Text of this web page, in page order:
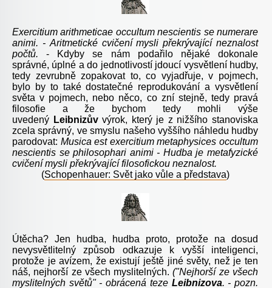
Exercitium arithmeticae occultum nescientis se numerare
animi. - Aritmetické cvičení mysli překrývající neznalost
počtů.
- Kdyby se nám podařilo nějaké dokonale
správné, úplné a do jednotlivostí jdoucí vysvětlení hudby,
tedy zevrubně zopakovat to, co vyjadřuje, v pojmech,
bylo by to také dostatečné reprodukování a vysvětlení
světa v pojmech, nebo něco, co zní stejně, tedy pravá
filosofie a že bychom tedy mohli výše
uvedený Leibnizův výrok, který je z nižšího stanoviska
zcela správný, ve smyslu našeho vyššího náhledu hudby
parodovat: Musica est exercitium metaphysices occultum
nescientis se philosophari animi - Hudba je metafyzické
cvičení mysli překrývající filosofickou neznalost.
(Schopenhauer: Svět jako vůle a představa)
Útěcha? Jen hudba, hudba proto, protože na dosud
nevysvětlitelný způsob odkazuje k vyšší inteligenci,
protože je avízem, že existují ještě jiné světy, než je ten
náš, nejhorší ze všech myslitelných. ("Nejhorší ze všech
myslitelných světů" - obrácená teze Leibnizova. - pozn.